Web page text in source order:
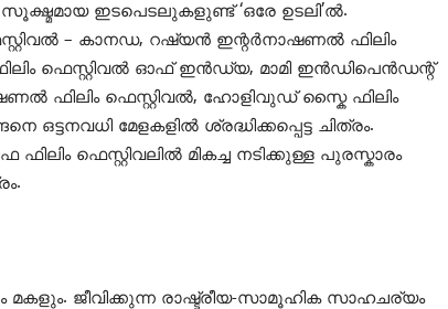
ഇടപെടലുകളുണ്ട് ‘ഒരേ ഉടലി’ൽ.
– കാനഡ, റഷ്യൻ ഇന്റർനാഷണൽ ഫിലിം
ഫെസ്റ്റിവൽ ഓഫ് ഇൻഡ്യ, മാമി ഇൻഡിപെൻഡന്റ്
ഫിലിം ഫെസ്റ്റിവൽ, ഹോളിവുഡ് സ്കൈ ഫിലിം
മേളകളിൽ ശ്രദ്ധിക്കപ്പെട്ട ചിത്രം.
ഫെസ്റ്റിവലിൽ മികച്ച നടിക്കുള്ള പുരസ്കാരം
ജീവിക്കുന്ന രാഷ്ട്രീയ-സാമൂഹിക സാഹചര്യം